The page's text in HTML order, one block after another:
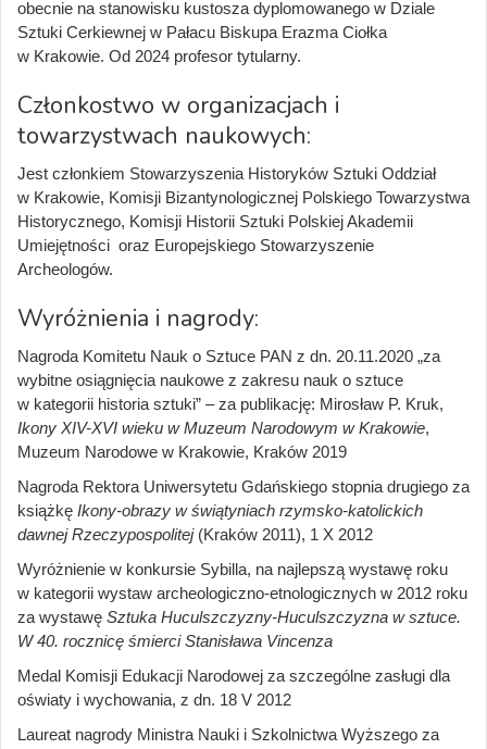
obecnie na stanowisku kustosza dyplomowanego w Dziale
Sztuki Cerkiewnej w Pałacu Biskupa Erazma Ciołka
w Krakowie. Od 2024 profesor tytularny.
Członkostwo w organizacjach i
towarzystwach naukowych:
Jest członkiem Stowarzyszenia Historyków Sztuki Oddział
w Krakowie, Komisji Bizantynologicznej Polskiego Towarzystwa
Historycznego, Komisji Historii Sztuki Polskiej Akademii
Umiejętności oraz Europejskiego Stowarzyszenie
Archeologów.
Wyróżnienia i nagrody:
Nagroda Komitetu Nauk o Sztuce PAN z dn. 20.11.2020 „za
wybitne osiągnięcia naukowe z zakresu nauk o sztuce
w kategorii historia sztuki” – za publikację: Mirosław P. Kruk,
Ikony XIV-XVI wieku w Muzeum Narodowym w Krakowie,
Muzeum Narodowe w Krakowie, Kraków 2019
Nagroda Rektora Uniwersytetu Gdańskiego stopnia drugiego za
książkę Ikony-obrazy w świątyniach rzymsko-katolickich
dawnej Rzeczypospolitej(Kraków 2011), 1 X 2012
Wyróżnienie w konkursie Sybilla, na najlepszą wystawę roku
w kategorii wystaw archeologiczno-etnologicznych w 2012 roku
za wystawę Sztuka Huculszczyzny-Huculszczyzna w sztuce.
W 40. rocznicę śmierci Stanisława Vincenza
Medal Komisji Edukacji Narodowej za szczególne zasługi dla
oświaty i wychowania, z dn. 18 V 2012
Laureat nagrody Ministra Nauki i Szkolnictwa Wyższego za